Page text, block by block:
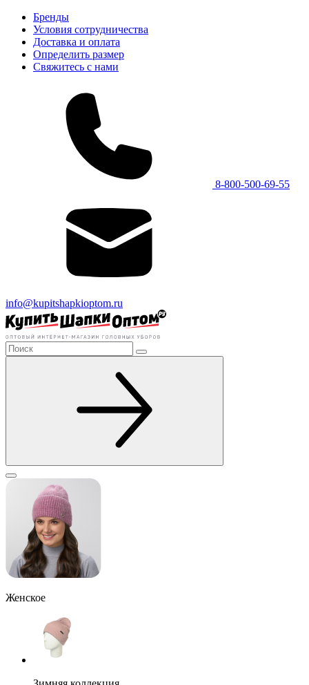
Бренды
Условия сотрудничества
Доставка и оплата
Определить размер
Свяжитесь с нами
8-800-500-69-55
info@kupitshapkioptom.ru
Женское